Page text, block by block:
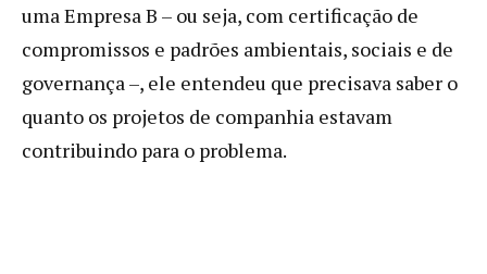
uma Empresa B – ou seja, com certificação de
compromissos e padrões ambientais, sociais e de
governança –, ele entendeu que precisava saber o
quanto os projetos de companhia estavam
contribuindo para o problema.